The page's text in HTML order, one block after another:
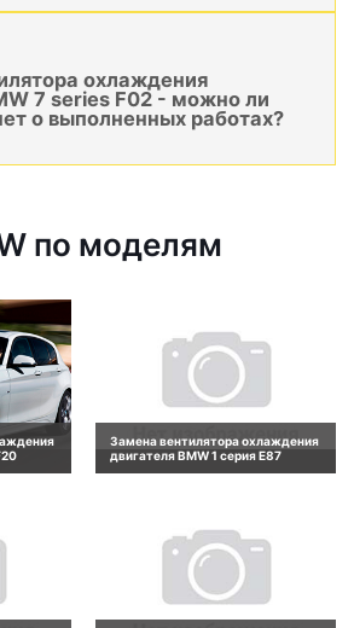
охлаждения
7 series F02 - можно ли
о выполненных работах?
по моделям
Замена вентилятора охлаждения
двигателя BMW 1 серия E87